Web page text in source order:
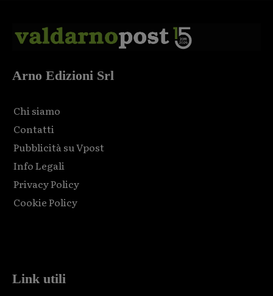
Arno Edizioni Srl
Chi siamo
Contatti
Pubblicità su Vpost
Info Legali
Privacy Policy
Cookie Policy
Link utili